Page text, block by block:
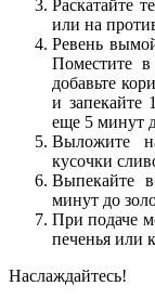
Раскатайте
или на
Ревень
Поместите
добавьте
и запекайте
еще 5 минут
Выложите
кусочки
Выпекайте
минут до
При подаче
печенья или
Наслаждайтесь!